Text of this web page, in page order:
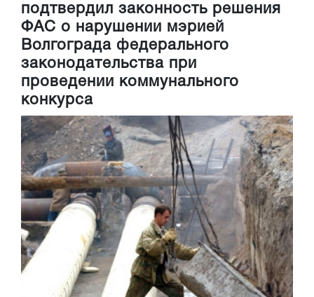
подтвердил законность решения
ФАС о нарушении мэрией
Волгограда федерального
законодательства при
проведении коммунального
конкурса